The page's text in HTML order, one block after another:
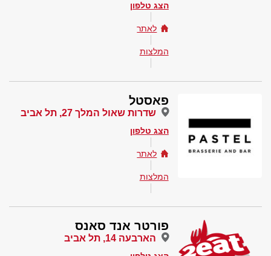
הצג טלפון
לאתר
המלצות
פאסטל
שדרות שאול המלך 27, תל אביב
הצג טלפון
לאתר
המלצות
פורטר אנד סאנס
הארבעה 14, תל אביב